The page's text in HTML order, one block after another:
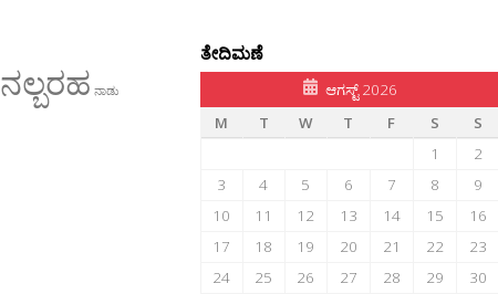
ನಲ್ಬರಹ ನಾಡು
ತೇದಿಮಣೆ
ಆಗಸ್ಟ್ 2026
M
T W T F S
S
1
2
3
4 5 6 7 8
9
10
11 12 13 14 15
16
17
18 19 20 21 22
23
24
25 26 27 28 29
30